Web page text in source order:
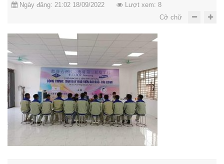
Ngày đăng: 21:02 18/09/2022
Lượt xem: 8
Cỡ chữ